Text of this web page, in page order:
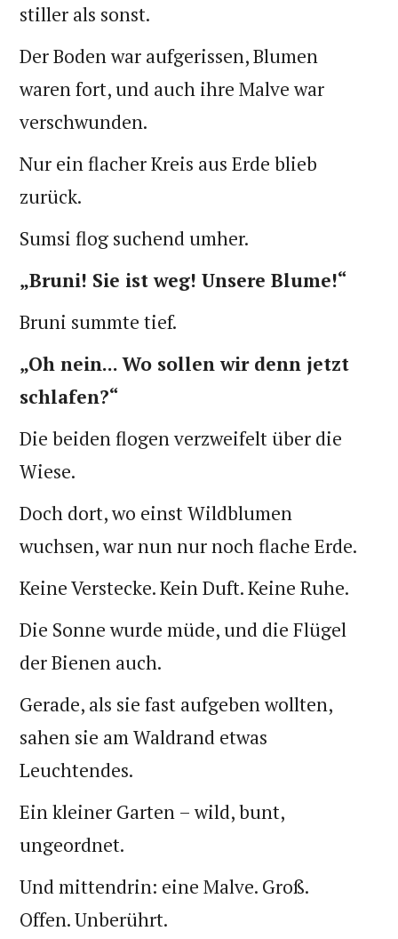
stiller als sonst.
Der Boden war aufgerissen, Blumen
waren fort, und auch ihre Malve war
verschwunden.
Nur ein flacher Kreis aus Erde blieb
zurück.
Sumsi flog suchend umher.
„Bruni! Sie ist weg! Unsere Blume!“
Bruni summte tief.
„Oh nein... Wo sollen wir denn jetzt
schlafen?“
Die beiden flogen verzweifelt über die
Wiese.
Doch dort, wo einst Wildblumen
wuchsen, war nun nur noch flache Erde.
Keine Verstecke. Kein Duft. Keine Ruhe.
Die Sonne wurde müde, und die Flügel
der Bienen auch.
Gerade, als sie fast aufgeben wollten,
sahen sie am Waldrand etwas
Leuchtendes.
Ein kleiner Garten – wild, bunt,
ungeordnet.
Und mittendrin: eine Malve. Groß.
Offen. Unberührt.